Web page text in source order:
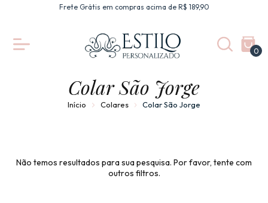
Frete Grátis em compras acima de R$ 189,90
0
Colar São Jorge
Início Colares Colar São Jorge
Não temos resultados para sua pesquisa. Por favor, tente com
outros filtros.